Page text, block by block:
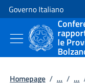
Vai al contenuto
Vai alla navigazione del
Governo Italiano
le
Homepage / ... / ...